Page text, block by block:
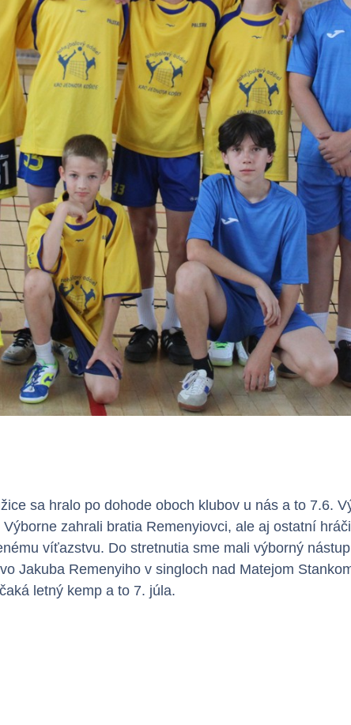
sa hralo po dohode oboch klubov u nás a to 7.6.
zahrali bratia Remenyiovci, ale aj ostatní
víťazstvu. Do stretnutia sme mali výborný
Jakuba Remenyiho v singloch nad Matejom
letný kemp a to 7. júla.